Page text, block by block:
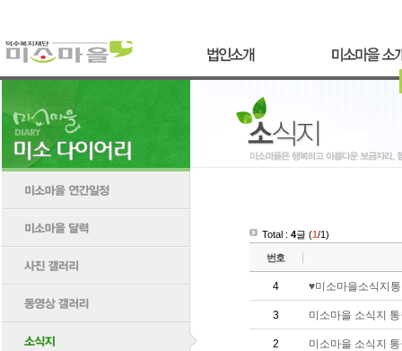
Total : 4글 (1/1)
번호
4 ♥미소마을소식지
3 미소마을 소식지
2 미소마을 소식지